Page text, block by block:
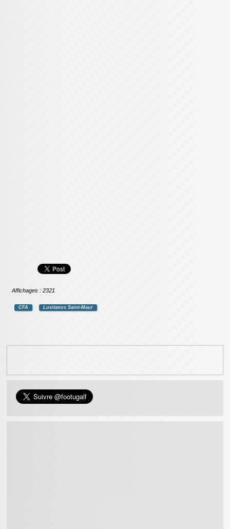
Affichages : 2321
CFA Lusitanos Saint-Maur